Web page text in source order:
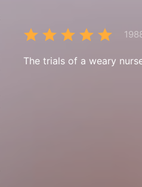
The trials of a weary